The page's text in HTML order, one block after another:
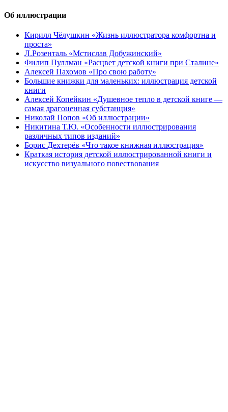
Об иллюстрации
Кирилл Чёлушкин «Жизнь иллюстратора комфортна и
проста»
Л.Розенталь «Мстислав Добужинский»
Филип Пуллман «Расцвет детской книги при Сталине»
Алексей Пахомов «Про свою работу»
Большие книжки для маленьких: иллюстрация детской
книги
Алексей Копейкин «Душевное тепло в детской книге —
самая драгоценная субстанция»
Николай Попов «Об иллюстрации»
Никитина Т.Ю. «Особенности иллюстрирования
различных типов изданий»
Борис Дехтерёв «Что такое книжная иллюстрация»
Краткая история детской иллюстрированной книги и
искусство визуального повествования